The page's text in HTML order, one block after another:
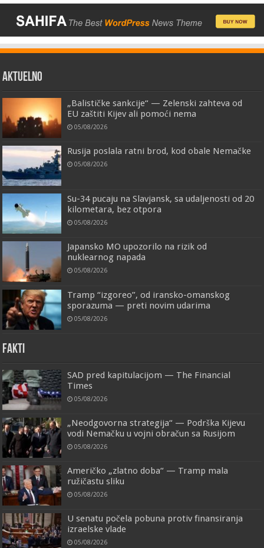
AKTUELNO
„Balističke sankcije“ — Zelenski zahteva od
EU zaštiti Kijev ali pomoći nema
05/08/2026
Rusija poslala ratni brod, kod obale Nemačke
05/08/2026
Su-34 pucaju na Slavjansk, sa udaljenosti od 20
kilometara, bez otpora
05/08/2026
Japansko MO upozorilo na rizik od
nuklearnog napada
05/08/2026
Tramp “izgoreo”, od iransko-omanskog
sporazuma — preti novim udarima
05/08/2026
FAKTI
SAD pred kapitulacijom — The Financial
Times
05/08/2026
„Neodgovorna strategija“ — Podrška Kijevu
vodi Nemačku u vojni obračun sa Rusijom
05/08/2026
Američko „zlatno doba“ — Tramp mala
ružičastu sliku
05/08/2026
U senatu počela pobuna protiv finansiranja
izraelske vlade
05/08/2026